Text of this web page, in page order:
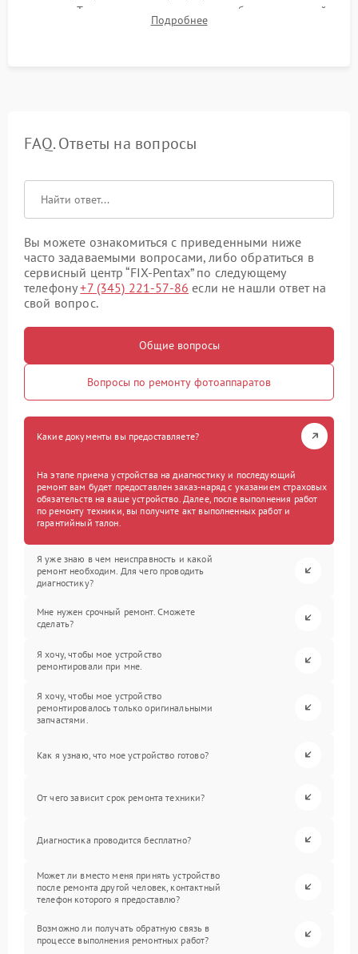
мишени. Тест записи на карту памяти, работы встроенной
вспышки, микрофона и всех кнопок управления.
Подробнее
FAQ. Ответы на вопросы
Вы можете ознакомиться с приведенными ниже
часто задаваемыми вопросами, либо обратиться в
сервисный центр “FIX-Pentax” по следующему
телефону+7 (345) 221-57-86 если не нашли ответ на
свой вопрос.
Общие вопросы
Вопросы по ремонту фотоаппаратов
Какие документы вы предоставляете?
На этапе приема устройства на диагностику и последующий
ремонт вам будет предоставлен заказ-наряд с указанием страховых
обязательств на ваше устройство. Далее, после выполнения работ
по ремонту техники, вы получите акт выполненных работ и
гарантийный талон.
Я уже знаю в чем неисправность и какой
ремонт необходим. Для чего проводить
диагностику?
Мне нужен срочный ремонт. Сможете
сделать?
Я хочу, чтобы мое устройство
ремонтировали при мне.
Я хочу, чтобы мое устройство
ремонтировалось только оригинальными
запчастями.
Как я узнаю, что мое устройство готово?
От чего зависит срок ремонта техники?
Диагностика проводится бесплатно?
Может ли вместо меня принять устройство
после ремонта другой человек, контактный
телефон которого я предоставлю?
Возможно ли получать обратную связь в
процессе выполнения ремонтных работ?